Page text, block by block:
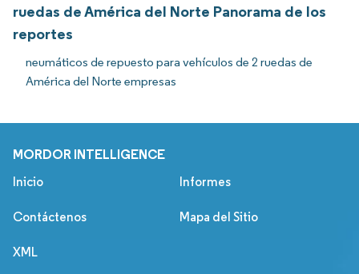
ruedas de América del Norte Panorama de los
reportes
neumáticos de repuesto para vehículos de 2 ruedas de
América del Norte empresas
MORDOR INTELLIGENCE
Inicio Informes
Contáctenos Mapa del Sitio
XML